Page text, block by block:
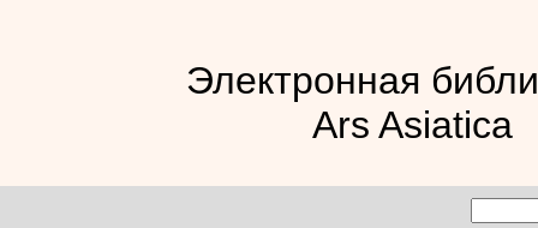
Электронная
Ars Asiatica